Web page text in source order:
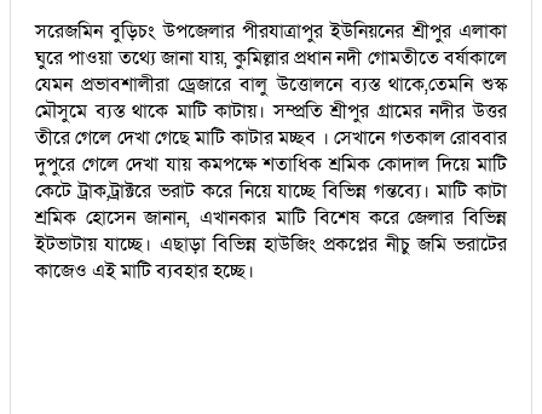
সরেজমিন বুড়িচং উপজেলার পীরযাত্রাপুর ইউনিয়নের শ্রীপুর এলাকা
ঘুরে পাওয়া তথ্যে জানা যায়, কুমিল্লার প্রধান নদী গোমতীতে বর্ষাকালে
যেমন প্রভাবশালীরা ড্রেজারে বালু উত্তোলনে ব্যস্ত থাকে,তেমনি শুস্ক
মৌসুমে ব্যস্ত থাকে মাটি কাটায়। সম্প্রতি শ্রীপুর গ্রামের নদীর উত্তর
তীরে গেলে দেখা গেছে মাটি কাটার মচ্ছব । সেখানে গতকাল রোববার
দুপুরে গেলে দেখা যায় কমপক্ষে শতাধিক শ্রমিক কোদাল দিয়ে মাটি
কেটে ট্রাক,ট্রাক্টরে ভরাট করে নিয়ে যাচ্ছে বিভিন্ন গন্তব্যে। মাটি কাটা
শ্রমিক হোসেন জানান, এখানকার মাটি বিশেষ করে জেলার বিভিন্ন
ইটভাটায় যাচ্ছে। এছাড়া বিভিন্ন হাউজিং প্রকপ্লের নীচু জমি ভরাটের
কাজেও এই মাটি ব্যবহার হচ্ছে।